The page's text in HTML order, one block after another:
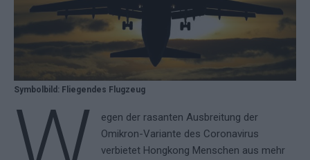
Symbolbild: Fliegendes Flugzeug
egen der rasanten Ausbreitung der
Omikron-Variante des Coronavirus
verbietet Hongkong Menschen aus mehr